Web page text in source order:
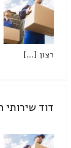
רצון […]
דוד שירותי